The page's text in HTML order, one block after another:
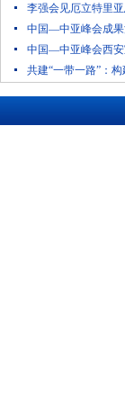
李强会见厄立特里
中国—中亚峰会成果
中国—中亚峰会西安
共建“一带一路”：